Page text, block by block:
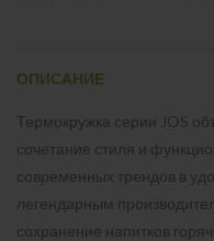
ОПИСАНИЕ
Термокружка серии JOS
сочетание стиля и
современных трендов в
легендарным
сохранение напитков